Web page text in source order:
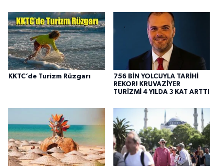
KKTC’de Turizm Rüzgarı
756 BİN YOLCUYLA TARİHİ
REKOR! KRUVAZİYER
TURİZMİ 4 YILDA 3 KAT ARTTI